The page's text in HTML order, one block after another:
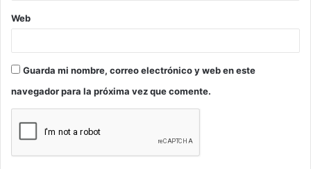
Web
Guarda mi nombre, correo electrónico y web en este
navegador para la próxima vez que comente.